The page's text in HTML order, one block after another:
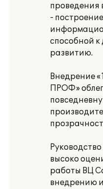
проведения
-
способной
развитию.
Внедрение
ПРОФ»
высоко
работы ВЦ
внедрению